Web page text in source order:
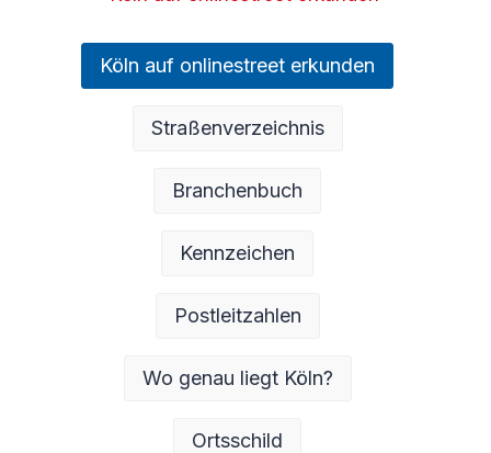
Köln auf onlinestreet erkunden
Straßenverzeichnis
Branchenbuch
Kennzeichen
Postleitzahlen
Wo genau liegt Köln?
Ortsschild